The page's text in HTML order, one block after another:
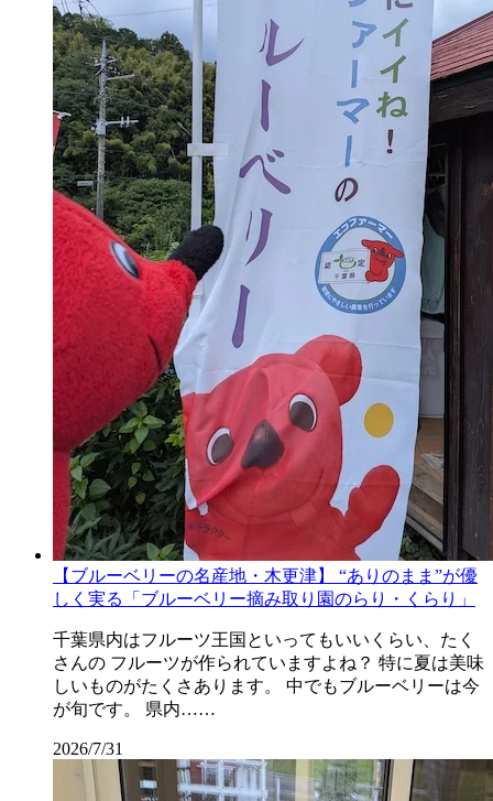
【ブルーベリーの名産地・木更津】 “ありのまま”が優
しく実る「ブルーベリー摘み取り園のらり・くらり」
千葉県内はフルーツ王国といってもいいくらい、たく
さんの フルーツが作られていますよね？ 特に夏は美味
しいものがたくさあります。 中でもブルーベリーは今
が旬です。 県内……
2026/7/31